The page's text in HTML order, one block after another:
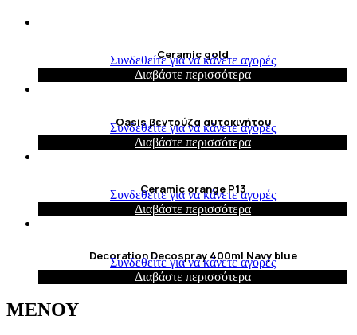
Ceramic gold
Συνδεθείτε για να κάνετε αγορές
Διαβάστε περισσότερα
Oasis βεντούζα αυτοκινήτου
Συνδεθείτε για να κάνετε αγορές
Διαβάστε περισσότερα
Ceramic orange P13
Συνδεθείτε για να κάνετε αγορές
Διαβάστε περισσότερα
Decoration Decospray 400ml Navy blue
Συνδεθείτε για να κάνετε αγορές
Διαβάστε περισσότερα
ΜΕΝΟΥ